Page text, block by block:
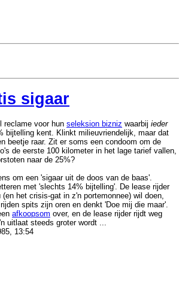
sigaar
reclame voor hun seleksion bizniz waarbij ieder
bijtelling kent. Klinkt milieuvriendelijk, maar dat
beetje raar. Zit er soms een condoom om de
de eerste 100 kilometer in het lage tarief vallen,
naar de 25%?
om een 'sigaar uit de doos van de baas'.
met 'slechts 14% bijtelling'. De lease rijder
het crisis-gat in z'n portemonnee) wil doen,
spits zijn oren en denkt 'Doe mij die maar'.
afkoopsom over, en de lease rijder rijdt weg
uitlaat steeds groter wordt ...
13:54